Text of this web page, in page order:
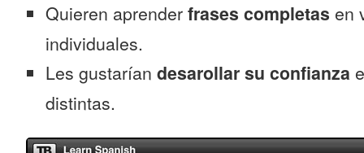
Quieren aprender frases completas en
individuales.
Les gustarían desarollar su confianza
distintas.